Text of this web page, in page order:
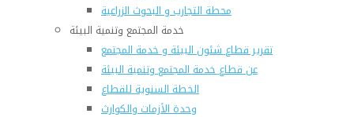
محطة التجارب و البحوث الزراعية
خدمة المجتمع وتنمية البيئة
تقرير قطاع شئون البيئة و خدمة المجتمع
عن قطاع خدمة المجتمع وتنمية البيئة
الخطة السنوية للقطاع
وحدة الأزمات والكوارث